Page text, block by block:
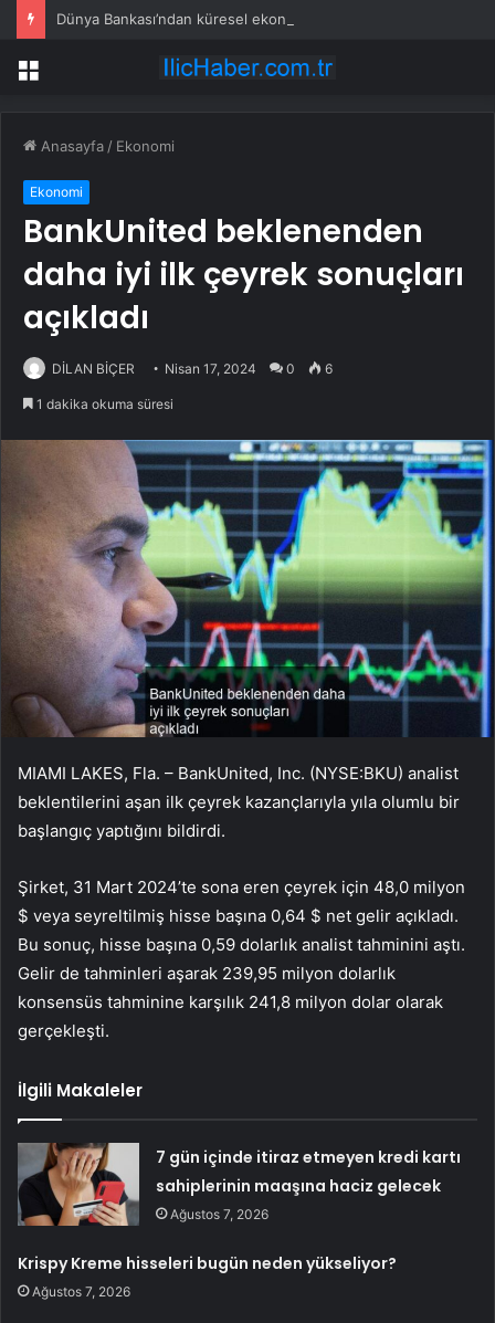
Dünya Bankası’ndan küresel ekonomik kriz uyarısı
Menü
Anasayfa / Ekonomi
Ekonomi
BankUnited beklenenden
daha iyi ilk çeyrek sonuçları
açıkladı
DİLAN BİÇER Nisan 17, 2024 0 6
1 dakika okuma süresi
MIAMI LAKES, Fla. – BankUnited, Inc. (NYSE:BKU) analist
beklentilerini aşan ilk çeyrek kazançlarıyla yıla olumlu bir
başlangıç yaptığını bildirdi.
Şirket, 31 Mart 2024’te sona eren çeyrek için 48,0 milyon
$ veya seyreltilmiş hisse başına 0,64 $ net gelir açıkladı.
Bu sonuç, hisse başına 0,59 dolarlık analist tahminini aştı.
Gelir de tahminleri aşarak 239,95 milyon dolarlık
konsensüs tahminine karşılık 241,8 milyon dolar olarak
gerçekleşti.
İlgili Makaleler
7 gün içinde itiraz etmeyen kredi kartı
sahiplerinin maaşına haciz gelecek
Ağustos 7, 2026
Krispy Kreme hisseleri bugün neden yükseliyor?
Ağustos 7, 2026